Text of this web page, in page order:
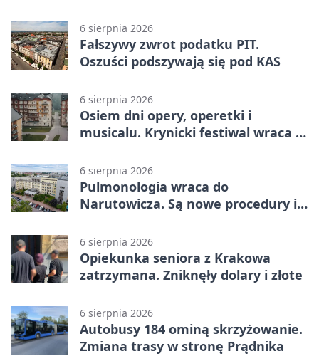
6 sierpnia 2026
Fałszywy zwrot podatku PIT.
Oszuści podszywają się pod KAS
6 sierpnia 2026
Osiem dni opery, operetki i
musicalu. Krynicki festiwal wraca z
6 sierpnia 2026
Pulmonologia wraca do
Narutowicza. Są nowe procedury i
6 sierpnia 2026
Opiekunka seniora z Krakowa
zatrzymana. Zniknęły dolary i złote
6 sierpnia 2026
Autobusy 184 ominą skrzyżowanie.
Zmiana trasy w stronę Prądnika